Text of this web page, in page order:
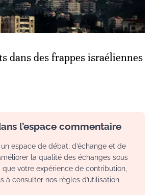
dans des frappes israéliennes
l’espace commentaire
espace de débat, d’échange et de
la qualité des échanges sous
que votre expérience de contribution,
à consulter nos règles d’utilisation.